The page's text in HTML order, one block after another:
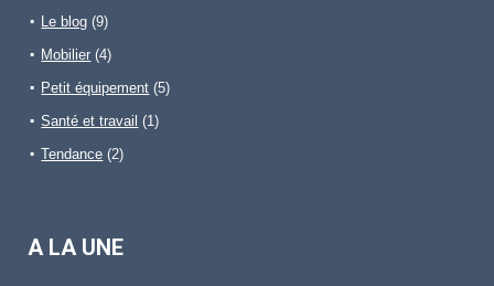
Le blog (9)
Mobilier (4)
Petit équipement (5)
Santé et travail (1)
Tendance (2)
A LA UNE